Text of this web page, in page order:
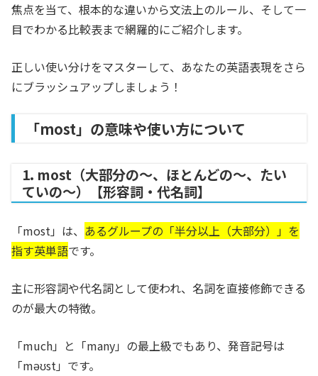
焦点を当て、根本的な違いから文法上のルール、そして一
目でわかる比較表まで網羅的にご紹介します。
正しい使い分けをマスターして、あなたの英語表現をさら
にブラッシュアップしましょう！
「most」の意味や使い方について
1. most（大部分の〜、ほとんどの〜、たい
ていの～）【形容詞・代名詞】
「most」は、 あるグループの「半分以上（大部分）」を
指す英単語です。
主に形容詞や代名詞として使われ、名詞を直接修飾できる
のが最大の特徴。
「much」と「many」の最上級でもあり、発音記号は
「məʊst」です。